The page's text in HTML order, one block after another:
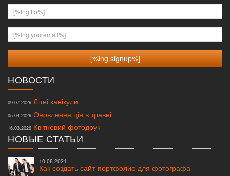
[%lng.fio%]
[%lng.youremail%]
НОВОСТИ
09.07.2026 Літні канікули
05.04.2026 Оновлення цін в травні
16.03.2026 Квітневий фотодрук
НОВЫЕ СТАТЬИ
10.08.2021
Как создать сайт-портфолио для фотографа